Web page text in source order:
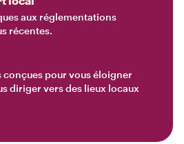
aux réglementations
récentes.
conçues pour vous éloigner
diriger vers des lieux locaux